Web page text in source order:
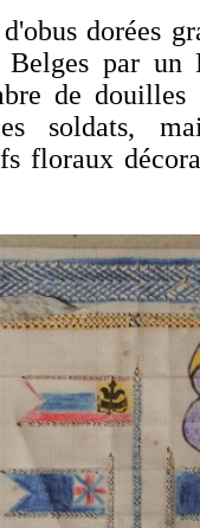
dorées
par un
de douilles
soldats,
floraux